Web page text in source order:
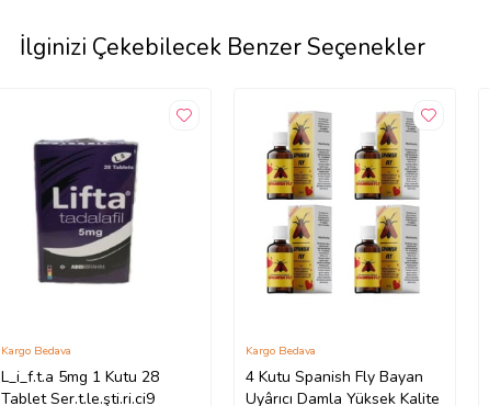
İlginizi Çekebilecek Benzer Seçenekler
L_i_f.t.a 5mg 1 Kutu 28
Tablet Ser.t.le.şti.ri.ci9
Kargo Bedava
4 Kutu Spanish Fly Bayan
Uyârıcı Damla Yüksek Kalite
Kargo Bedava